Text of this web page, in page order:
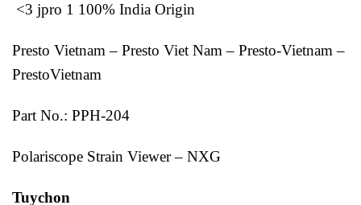
<3 jpro 1 100% India Origin
Presto Vietnam – Presto Viet Nam – Presto-Vietnam –
PrestoVietnam
Part No.: PPH-204
Polariscope Strain Viewer – NXG
Tuychon